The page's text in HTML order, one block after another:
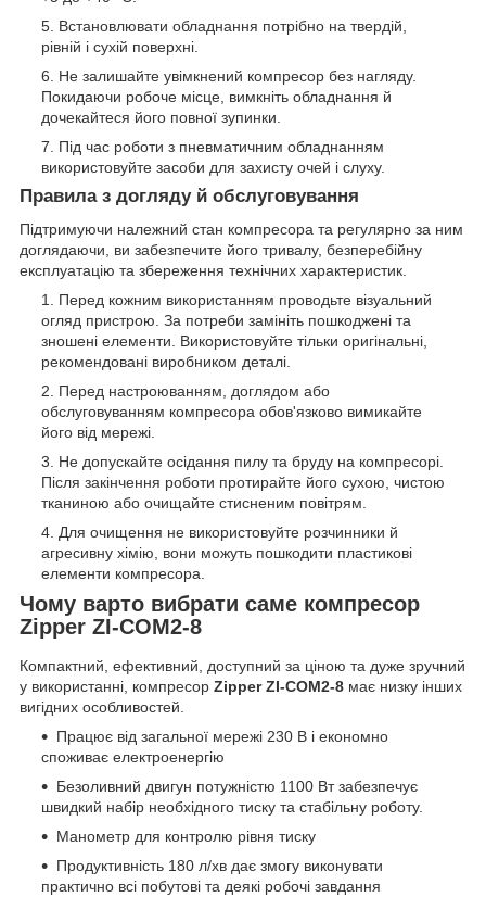
Встановлювати обладнання потрібно на твердій,
рівній і сухій поверхні.
Не залишайте увімкнений компресор без нагляду.
Покидаючи робоче місце, вимкніть обладнання й
дочекайтеся його повної зупинки.
Під час роботи з пневматичним обладнанням
використовуйте засоби для захисту очей і слуху.
Правила з догляду й обслуговування
Підтримуючи належний стан компресора та регулярно за ним
доглядаючи, ви забезпечите його тривалу, безперебійну
експлуатацію та збереження технічних характеристик.
Перед кожним використанням проводьте візуальний
огляд пристрою. За потреби замініть пошкоджені та
зношені елементи. Використовуйте тільки оригінальні,
рекомендовані виробником деталі.
Перед настроюванням, доглядом або
обслуговуванням компресора обов'язково вимикайте
його від мережі.
Не допускайте осідання пилу та бруду на компресорі.
Після закінчення роботи протирайте його сухою, чистою
тканиною або очищайте стисненим повітрям.
Для очищення не використовуйте розчинники й
агресивну хімію, вони можуть пошкодити пластикові
елементи компресора.
Чому варто вибрати саме компресор
Zipper ZI-COM2-8
Компактний, ефективний, доступний за ціною та дуже зручний
у використанні, компресор Zipper ZI-COM2-8 має низку інших
вигідних особливостей.
Працює від загальної мережі 230 В і економно
споживає електроенергію
Безоливний двигун потужністю 1100 Вт забезпечує
швидкий набір необхідного тиску та стабільну роботу.
Манометр для контролю рівня тиску
Продуктивність 180 л/хв дає змогу виконувати
практично всі побутові та деякі робочі завдання